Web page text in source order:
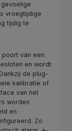
vroegtijdige
tijdig te
van een
en wordt
de plug-
kalibratie of
van het
worden
en
Zo